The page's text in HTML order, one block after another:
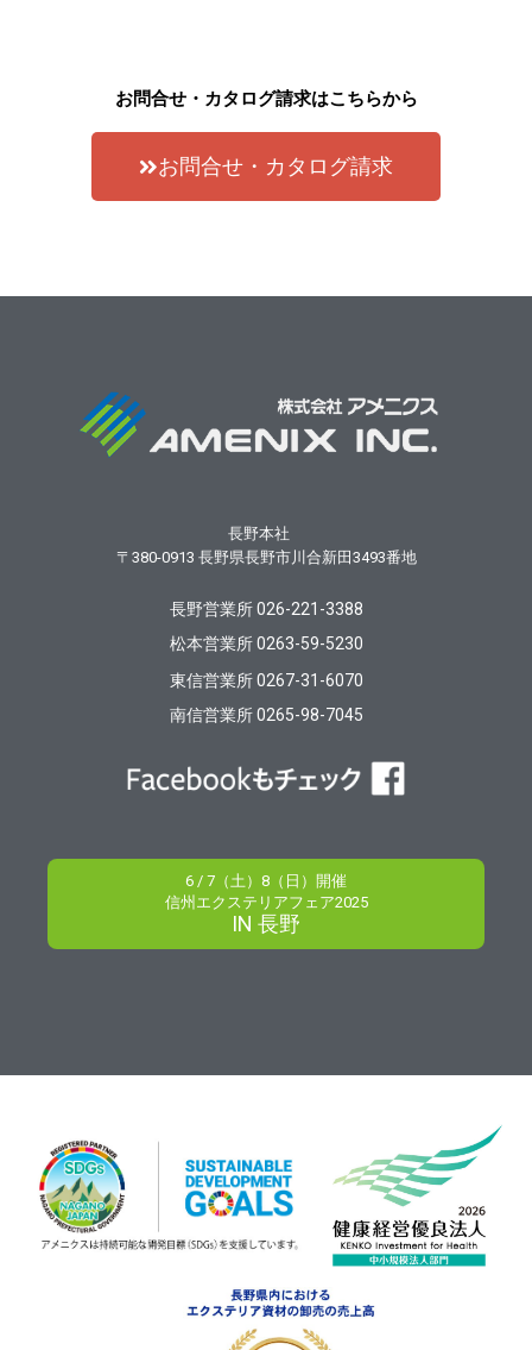
お問合せ・カタログ請求はこちらから
お問合せ・カタログ請求
長野本社
〒380-0913 長野県長野市川合新田3493番地
長野営業所 026-221-3388
松本営業所 0263-59-5230
東信営業所 0267-31-6070
南信営業所 0265-98-7045
6 / 7（土）8（日）開催
信州エクステリアフェア2025
IN 長野